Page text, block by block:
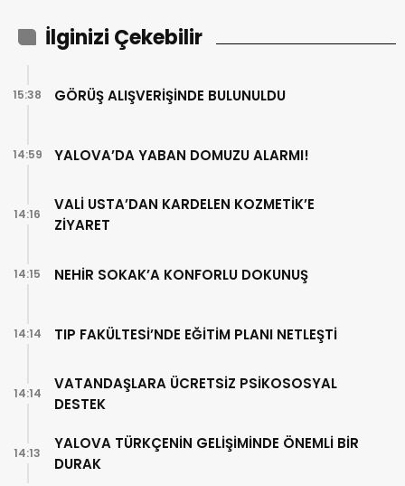
İlginizi Çekebilir
GÖRÜŞ ALIŞVERİŞİNDE BULUNULDU
15:38
YALOVA’DA YABAN DOMUZU ALARMI!
14:59
VALİ USTA’DAN KARDELEN KOZMETİK’E
ZİYARET
14:16
NEHİR SOKAK’A KONFORLU DOKUNUŞ
14:15
TIP FAKÜLTESİ’NDE EĞİTİM PLANI NETLEŞTİ
14:14
VATANDAŞLARA ÜCRETSİZ PSİKOSOSYAL
DESTEK
14:14
YALOVA TÜRKÇENİN GELİŞİMİNDE ÖNEMLİ BİR
DURAK
14:13